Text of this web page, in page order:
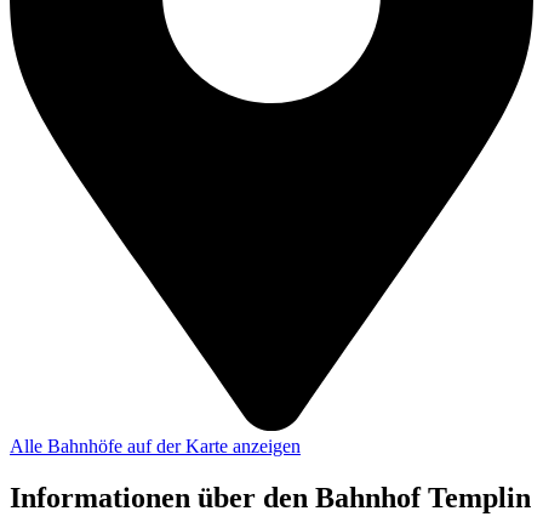
Alle Bahnhöfe auf der Karte anzeigen
Informationen über den Bahnhof Templin